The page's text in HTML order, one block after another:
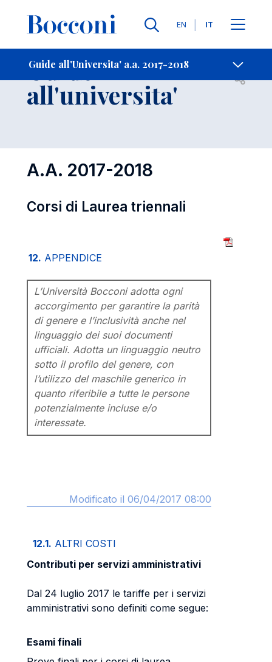
Lingue
EN IT
Guide all'Universita' a.a. 2017-2018
-
Guide
all'universita' Open
A.A. 2017-2018
Corsi di Laurea triennali
12. APPENDICE
L’Università Bocconi adotta ogni
accorgimento per garantire la parità
di genere e l’inclusività anche nel
linguaggio dei suoi documenti
ufficiali. Adotta un linguaggio neutro
sotto il profilo del genere, con
l’utilizzo del maschile generico in
quanto riferibile a tutte le persone
potenzialmente incluse e/o
interessate.
Modificato il 06/04/2017 08:00
12.1. ALTRI COSTI
Contributi per servizi amministrativi
Dal 24 luglio 2017 le tariffe per i servizi
amministrativi sono definiti come segue:
Esami finali